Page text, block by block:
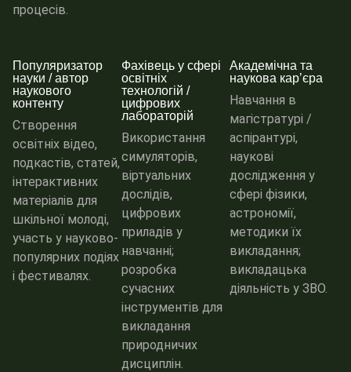
процесів.
Популяризатор
науки / автор
наукового
контенту
Створення
освітніх відео,
подкастів, статей,
інтерактивних
матеріалів для
шкільної молоді,
участь у науково-
популярних подіях
і фестивалях.
Фахівець у сфері
освітніх
технологій /
цифрових
лабораторій
Використання
симуляторів,
віртуальних
дослідів,
цифрових
приладів у
навчанні;
розробка
сучасних
інструментів для
викладання
природничих
дисциплін.
Академічна та
наукова карʼєра
Навчання в
магістратурі /
аспірантурі,
наукові
дослідження у
сфері фізики,
астрономії,
методики їх
викладання;
викладацька
діяльність у ЗВО.